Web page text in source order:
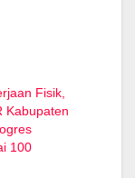
Fisik,
Kabupaten
100